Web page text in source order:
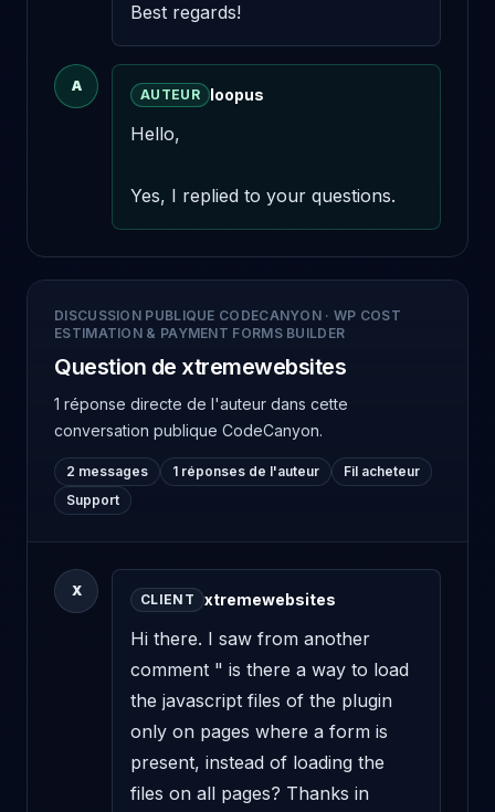
Best regards!
A
AUTEUR loopus
Hello,
Yes, I replied to your questions.
DISCUSSION PUBLIQUE CODECANYON · WP COST
ESTIMATION & PAYMENT FORMS BUILDER
Question de xtremewebsites
1 réponse directe de l'auteur dans cette
conversation publique CodeCanyon.
2 messages 1 réponses de l'auteur
Fil acheteur
Support
X
CLIENT xtremewebsites
Hi there. I saw from another
comment " is there a way to load
the javascript files of the plugin
only on pages where a form is
present, instead of loading the
files on all pages? Thanks in